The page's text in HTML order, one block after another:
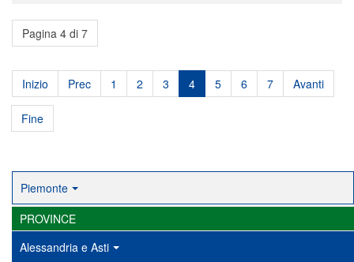
Pagina 4 di 7
Inizio Prec 1 2 3 4 5 6 7 Avanti
Fine
Piemonte
PROVINCE
Alessandria e Asti